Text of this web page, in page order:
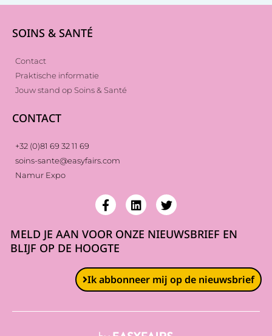
SOINS & SANTÉ
Contact
Praktische informatie
Jouw stand op Soins & Santé
CONTACT
+32 (0)81 69 32 11 69
soins-sante@easyfairs.com
Namur Expo
MELD JE AAN VOOR ONZE NIEUWSBRIEF EN
BLIJF OP DE HOOGTE
Ik abbonneer mij op de nieuwsbrief